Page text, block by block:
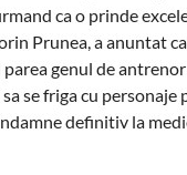
ca o prinde
Prunea, a anuntat
genul de
se friga cu personaje
definitiv la